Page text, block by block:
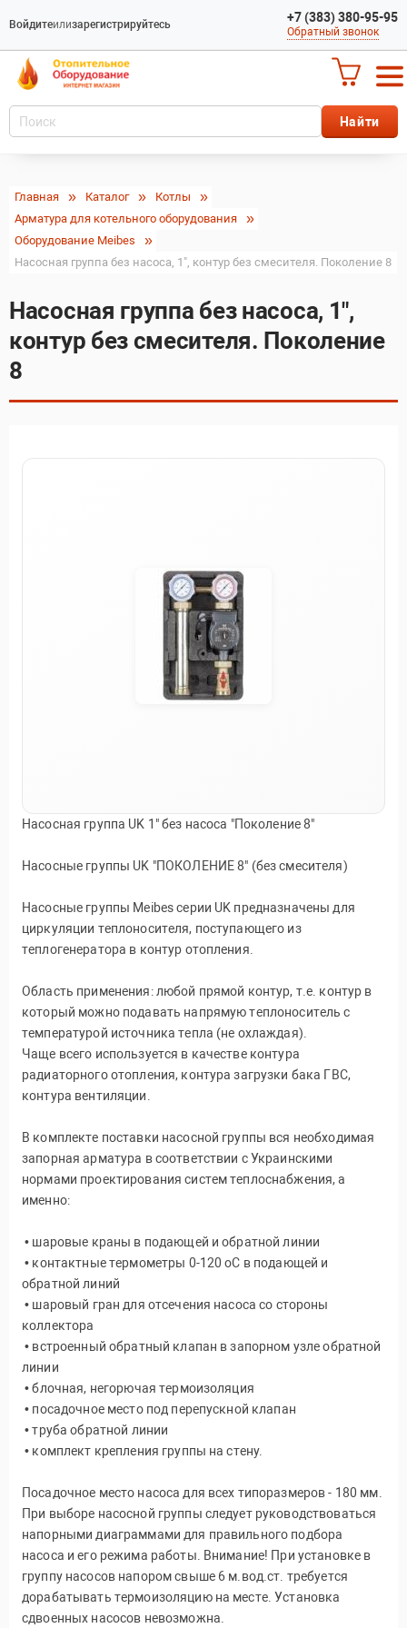
Войдитеилизарегистрируйтесь +7 (383) 380-95-95
Обратный звонок
Главная Каталог
Котлы
Арматура для котельного оборудования
Оборудование Meibes
Насосная группа без насоса, 1", контур без смесителя. Поколение 8
Насосная группа без насоса, 1",
контур без смесителя. Поколение
8
Насосная группа UK 1" без насоса "Поколение 8"
Насосные группы UK "ПОКОЛЕНИЕ 8" (без смесителя)
Насосные группы Meibes серии UK предназначены для
циркуляции теплоносителя, поступающего из
теплогенератора в контур отопления.
Область применения: любой прямой контур, т.е. контур в
который можно подавать напрямую теплоноситель с
температурой источника тепла (не охлаждая).
Чаще всего используется в качестве контура
радиаторного отопления, контура загрузки бака ГВС,
контура вентиляции.
В комплекте поставки насосной группы вся необходимая
запорная арматура в соответствии с Украинскими
нормами проектирования систем теплоснабжения, а
именно:
• шаровые краны в подающей и обратной линии
• контактные термометры 0-120 oС в подающей и
обратной линий
• шаровый гран для отсечения насоса со стороны
коллектора
• встроенный обратный клапан в запорном узле обратной
линии
• блочная, негорючая термоизоляция
• посадочное место под перепускной клапан
• труба обратной линии
• комплект крепления группы на стену.
Посадочное место насоса для всех типоразмеров - 180 мм.
При выборе насосной группы следует руководствоваться
напорными диаграммами для правильного подбора
насоса и его режима работы. Внимание! При установке в
группу насосов напором свыше 6 м.вод.ст. требуется
дорабатывать термоизоляцию на месте. Установка
сдвоенных насосов невозможна.